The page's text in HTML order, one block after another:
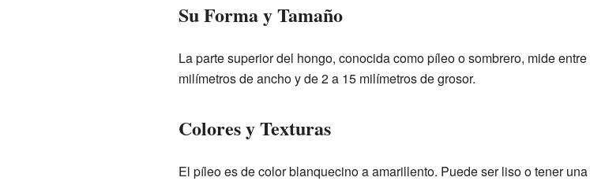
Su Forma y Tamaño
La parte superior del hongo, conocida como píleo o sombrero, mide
milímetros de ancho y de 2 a 15 milímetros de grosor.
Colores y Texturas
El píleo es de color blanquecino a amarillento. Puede ser liso o tener